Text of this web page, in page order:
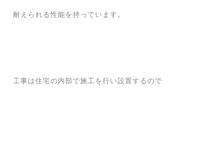
耐えられる性能を持っています。
工事は住宅の内部で施工を行い設置するので